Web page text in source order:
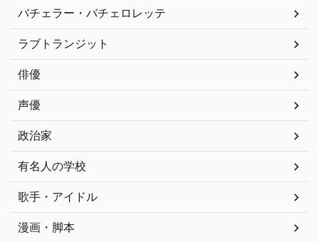
バチェラー・バチェロレッテ
ラブトランジット
俳優
声優
政治家
有名人の学校
歌手・アイドル
漫画・脚本